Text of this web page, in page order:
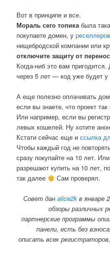
Вот в принципе и все.
Мораль сего топикабыла
покупаете домен, уреселлеров
нищебродской компании или
отключите защиту от
Когда-ниб это вам
через 5 лет — код уже будет у
А еще полезно оплачивать
если вы знаете, что проект
Или например, если вы
левых кошелей. Ну хотите
Кстати сейчас еще иссылка
Чтобы каждый год не
сразу покупайте на 10 лет.
разрешают купить на 10 лет,
так далее
Сам проверял.
Совет дан alice2kв январе
обзоры различных
партнерские программы
панели, есть без
описать всех